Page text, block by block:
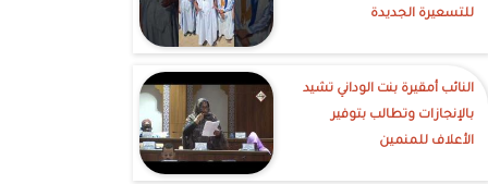
للتسعيرة الجديدة
النائب أمقيرة بنت الوداني تشيد
بالإنجازات وتطالب بتوفير
الأعلاف للمنمين